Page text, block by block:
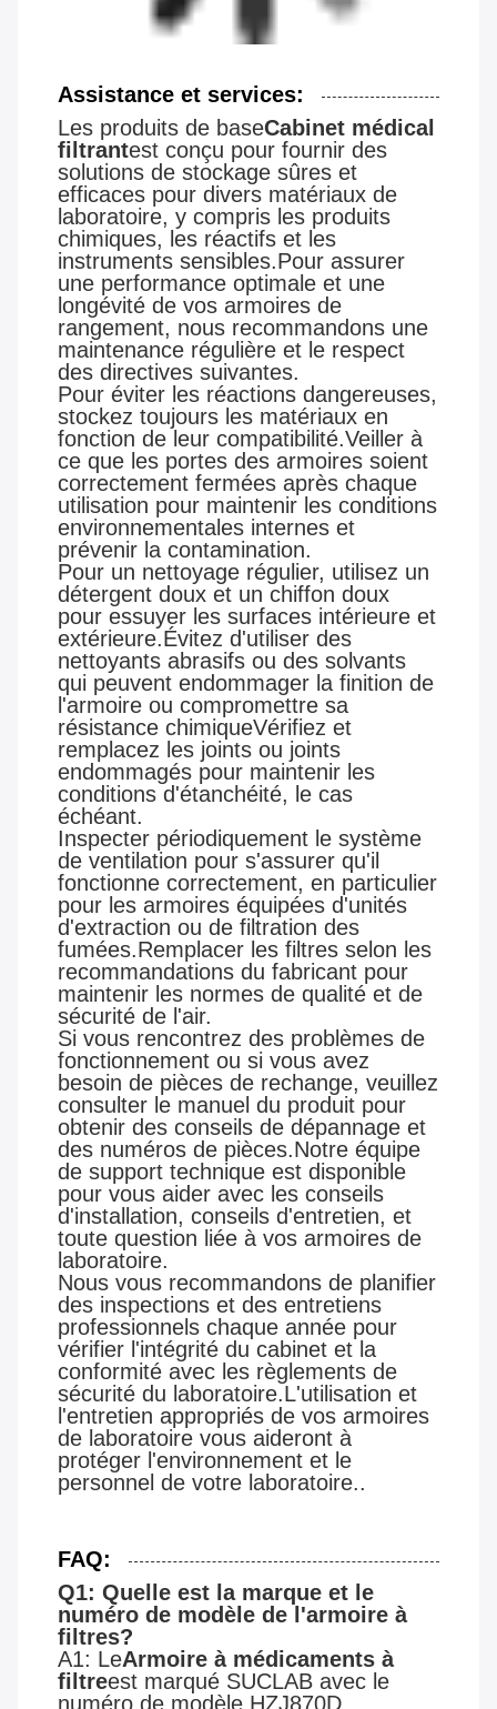
Assistance et services:
Les produits de baseCabinet médical
filtrantest conçu pour fournir des
solutions de stockage sûres et
efficaces pour divers matériaux de
laboratoire, y compris les produits
chimiques, les réactifs et les
instruments sensibles.Pour assurer
une performance optimale et une
longévité de vos armoires de
rangement, nous recommandons une
maintenance régulière et le respect
des directives suivantes.
Pour éviter les réactions dangereuses,
stockez toujours les matériaux en
fonction de leur compatibilité.Veiller à
ce que les portes des armoires soient
correctement fermées après chaque
utilisation pour maintenir les conditions
environnementales internes et
prévenir la contamination.
Pour un nettoyage régulier, utilisez un
détergent doux et un chiffon doux
pour essuyer les surfaces intérieure et
extérieure.Évitez d'utiliser des
nettoyants abrasifs ou des solvants
qui peuvent endommager la finition de
l'armoire ou compromettre sa
résistance chimiqueVérifiez et
remplacez les joints ou joints
endommagés pour maintenir les
conditions d'étanchéité, le cas
échéant.
Inspecter périodiquement le système
de ventilation pour s'assurer qu'il
fonctionne correctement, en particulier
pour les armoires équipées d'unités
d'extraction ou de filtration des
fumées.Remplacer les filtres selon les
recommandations du fabricant pour
maintenir les normes de qualité et de
sécurité de l'air.
Si vous rencontrez des problèmes de
fonctionnement ou si vous avez
besoin de pièces de rechange, veuillez
consulter le manuel du produit pour
obtenir des conseils de dépannage et
des numéros de pièces.Notre équipe
de support technique est disponible
pour vous aider avec les conseils
d'installation, conseils d'entretien, et
toute question liée à vos armoires de
laboratoire.
Nous vous recommandons de planifier
des inspections et des entretiens
professionnels chaque année pour
vérifier l'intégrité du cabinet et la
conformité avec les règlements de
sécurité du laboratoire.L'utilisation et
l'entretien appropriés de vos armoires
de laboratoire vous aideront à
protéger l'environnement et le
personnel de votre laboratoire..
FAQ:
Q1: Quelle est la marque et le
numéro de modèle de l'armoire à
filtres?
A1: LeArmoire à médicaments à
filtreest marqué SUCLAB avec le
numéro de modèle HZJ870D.